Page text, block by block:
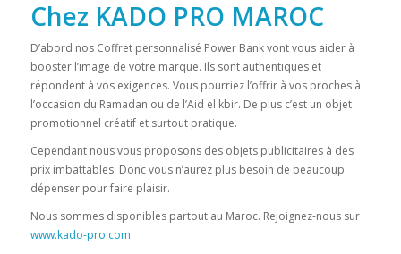
Chez KADO PRO MAROC
D’abord nos Coffret personnalisé Power Bank vont vous aider à
booster l’image de votre marque. Ils sont authentiques et
répondent à vos exigences. Vous pourriez l’offrir à vos proches à
l’occasion du Ramadan ou de l’Aid el kbir. De plus c’est un objet
promotionnel créatif et surtout pratique.
Cependant nous vous proposons des objets publicitaires à des
prix imbattables. Donc vous n’aurez plus besoin de beaucoup
dépenser pour faire plaisir.
Nous sommes disponibles partout au Maroc. Rejoignez-nous sur
www.kado-pro.com